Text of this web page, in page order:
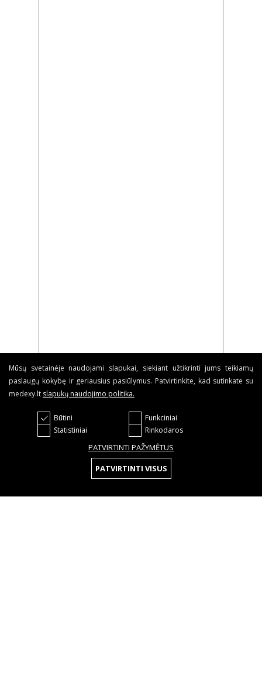
Mūsų svetainėje naudojami slapukai, siekiant užtikrinti jums teikiamų
paslaugų kokybę ir geriausius pasiūlymus. Patvirtinkite, kad sutinkate su
medexy.lt slapukų naudojimo politika.
Būtini
Funkciniai
Statistiniai
Rinkodaros
PATVIRTINTI PAŽYMĖTUS
PATVIRTINTI VISUS